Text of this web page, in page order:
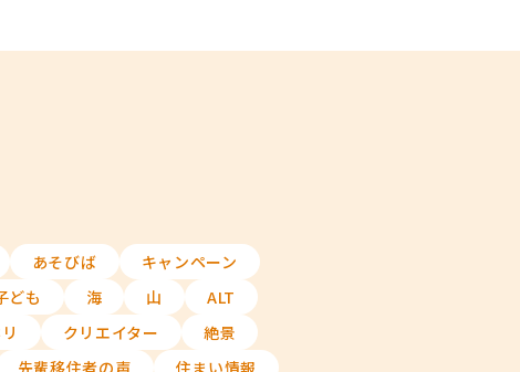
あそびば
キャンペーン
ども 海 山
ALT
クリエイター
絶景